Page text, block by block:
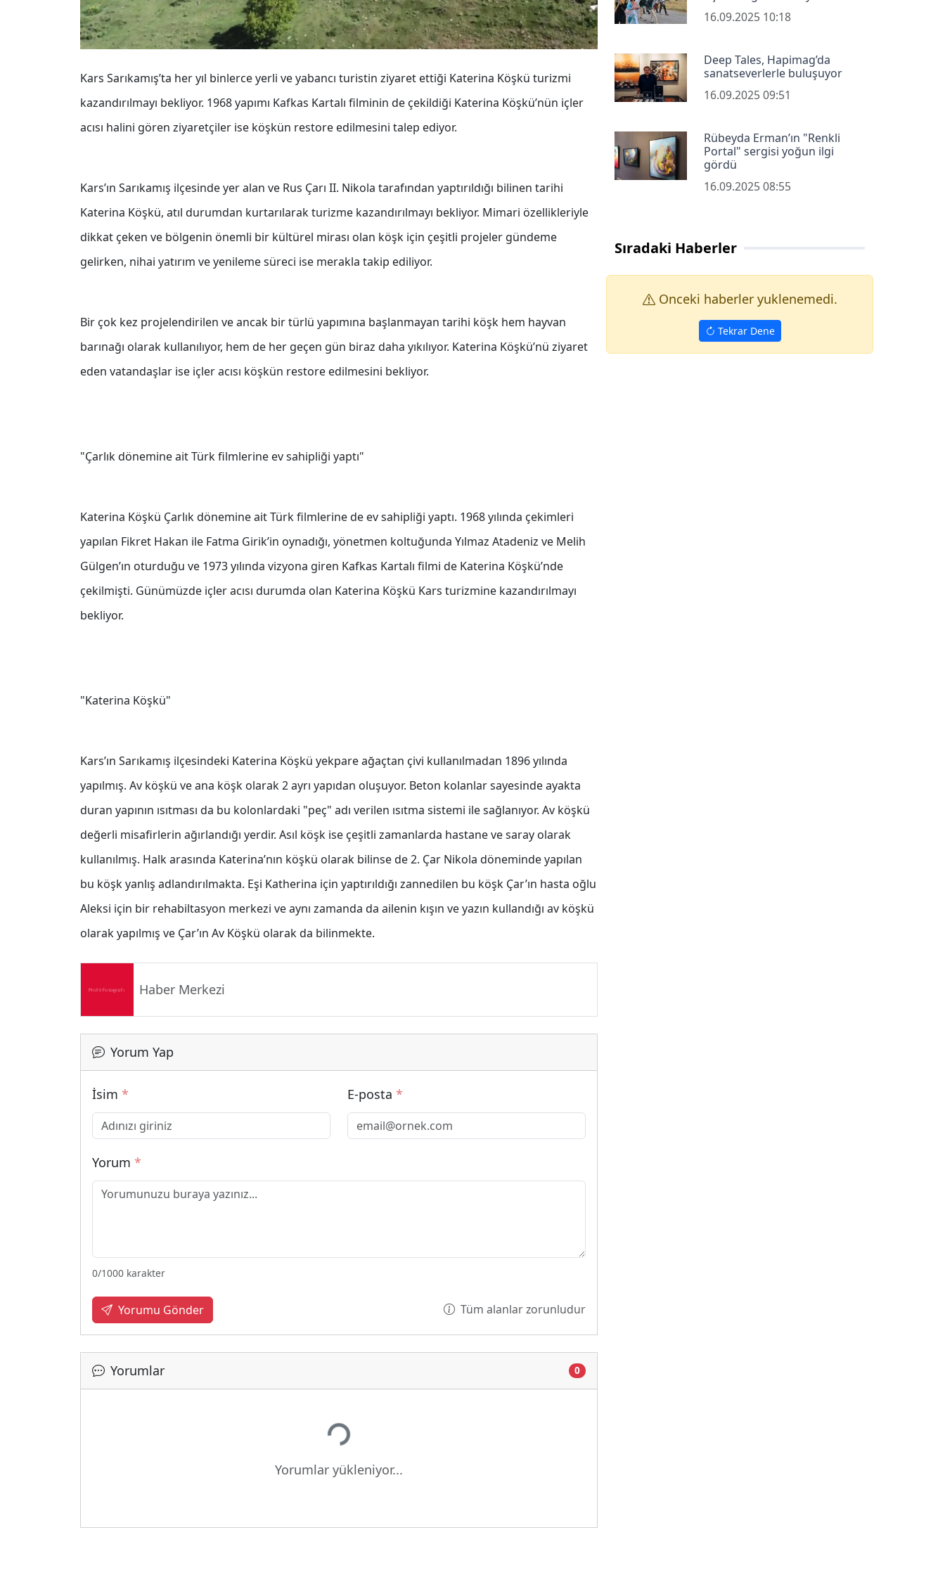
Kars Sarıkamış’ta her yıl binlerce yerli ve yabancı turistin ziyaret ettiği Katerina Köşkü turizmi
kazandırılmayı bekliyor. 1968 yapımı Kafkas Kartalı filminin de çekildiği Katerina Köşkü’nün içler
acısı halini gören ziyaretçiler ise köşkün restore edilmesini talep ediyor.
Kars’ın Sarıkamış ilçesinde yer alan ve Rus Çarı II. Nikola tarafından yaptırıldığı bilinen tarihi
Katerina Köşkü, atıl durumdan kurtarılarak turizme kazandırılmayı bekliyor. Mimari özellikleriyle
dikkat çeken ve bölgenin önemli bir kültürel mirası olan köşk için çeşitli projeler gündeme
gelirken, nihai yatırım ve yenileme süreci ise merakla takip ediliyor.
Bir çok kez projelendirilen ve ancak bir türlü yapımına başlanmayan tarihi köşk hem hayvan
barınağı olarak kullanılıyor, hem de her geçen gün biraz daha yıkılıyor. Katerina Köşkü’nü ziyaret
eden vatandaşlar ise içler acısı köşkün restore edilmesini bekliyor.
"Çarlık dönemine ait Türk filmlerine ev sahipliği yaptı"
Katerina Köşkü Çarlık dönemine ait Türk filmlerine de ev sahipliği yaptı. 1968 yılında çekimleri
yapılan Fikret Hakan ile Fatma Girik’in oynadığı, yönetmen koltuğunda Yılmaz Atadeniz ve Melih
Gülgen’ın oturduğu ve 1973 yılında vizyona giren Kafkas Kartalı filmi de Katerina Köşkü’nde
çekilmişti. Günümüzde içler acısı durumda olan Katerina Köşkü Kars turizmine kazandırılmayı
bekliyor.
"Katerina Köşkü"
Kars’ın Sarıkamış ilçesindeki Katerina Köşkü yekpare ağaçtan çivi kullanılmadan 1896 yılında
yapılmış. Av köşkü ve ana köşk olarak 2 ayrı yapıdan oluşuyor. Beton kolanlar sayesinde ayakta
duran yapının ısıtması da bu kolonlardaki "peç" adı verilen ısıtma sistemi ile sağlanıyor. Av köşkü
değerli misafirlerin ağırlandığı yerdir. Asıl köşk ise çeşitli zamanlarda hastane ve saray olarak
kullanılmış. Halk arasında Katerina’nın köşkü olarak bilinse de 2. Çar Nikola döneminde yapılan
bu köşk yanlış adlandırılmakta. Eşi Katherina için yaptırıldığı zannedilen bu köşk Çar’ın hasta oğlu
Aleksi için bir rehabiltasyon merkezi ve aynı zamanda da ailenin kışın ve yazın kullandığı av köşkü
olarak yapılmış ve Çar’ın Av Köşkü olarak da bilinmekte.
Haber Merkezi
Yorum Yap
İsim * E-posta *
Yorum *
0/1000 karakter
Yorumu Gönder Tüm alanlar zorunludur
Yorumlar 0
Yükleniyor...
Yorumlar yükleniyor...
16.09.2025 10:18
Deep Tales, Hapimag’da
sanatseverlerle buluşuyor
16.09.2025 09:51
Rübeyda Erman’ın "Renkli
Portal" sergisi yoğun ilgi
gördü
16.09.2025 08:55
Sıradaki Haberler
Onceki haberler yuklenemedi.
Tekrar Dene